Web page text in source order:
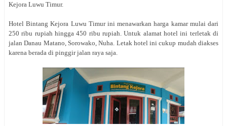
Kejora Luwu Timur.
Hotel Bintang Kejora Luwu Timur ini menawarkan harga kamar mulai dari
250 ribu rupiah hingga 450 ribu rupiah. Untuk alamat hotel ini terletak di
jalanDanau Matano, Sorowako, Nuha. Letak hotel ini cukup mudah diakses
karena berada di pinggir jalan raya saja.